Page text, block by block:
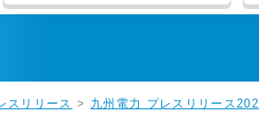
スリリース > 九州電力 プレスリリース